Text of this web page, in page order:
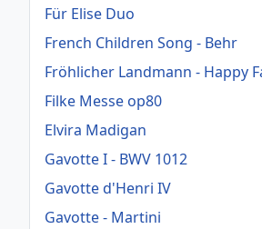
Für Elise Duo
French Children Song - Behr
Fröhlicher Landmann - Happy
Filke Messe op80
Elvira Madigan
Gavotte I - BWV 1012
Gavotte d'Henri IV
Gavotte - Martini